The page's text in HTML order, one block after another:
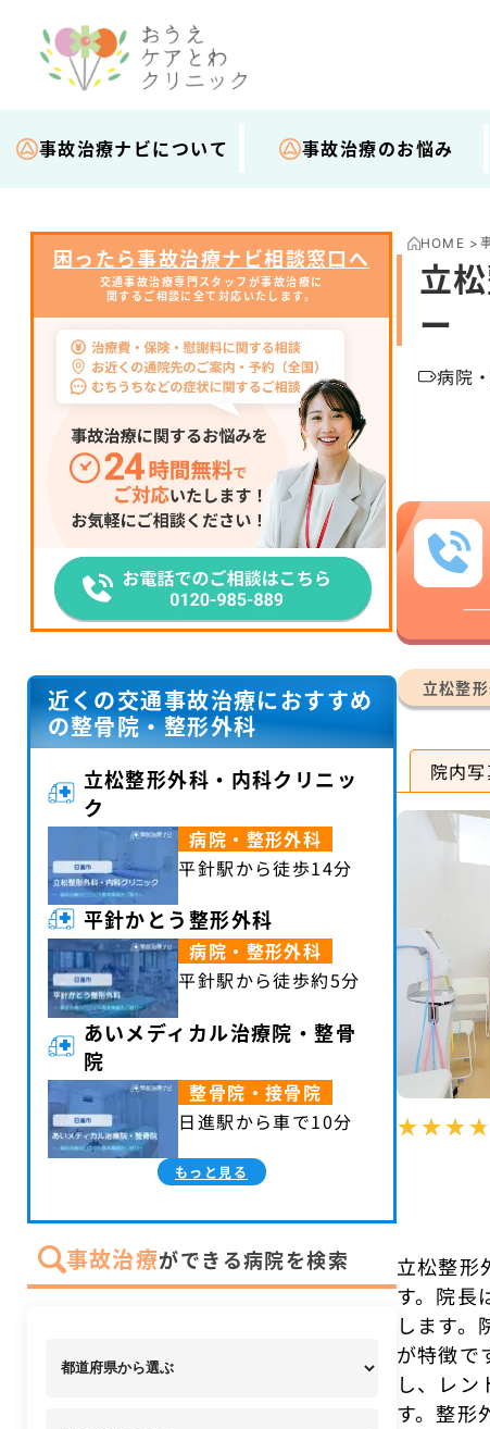
事故治療ナビについて 事故治療のお悩み
HOME >
立
ー
病院
立松整
院内写
立松整形
す。院長
します
が特徴で
し、レ
す。整形
困ったら事故治療ナビ相談窓口へ
交通事故治療専門スタッフが事故治療に
関するご相談に全て対応いたします。
近くの交通事故治療におすすめ
の整骨院・整形外科
立松整形外科・内科クリニッ
ク
病院・整形外科
平針駅から徒歩14分
平針かとう整形外科
病院・整形外科
平針駅から徒歩約5分
あいメディカル治療院・整骨
院
整骨院・接骨院
日進駅から車で10分
もっと見る
事故治療ができる病院を検索